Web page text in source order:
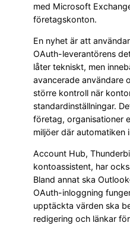
med Microsoft
företagskonton.
En nyhet är att
OAuth-leverantörens
låter tekniskt, men
avancerade användare
större kontroll när
standardinställningar.
företag, organisationer
miljöer där automatiken
Account Hub,
kontoassistent, har
Bland annat ska
OAuth-inloggning
upptäckta värden ska
redigering och länkar